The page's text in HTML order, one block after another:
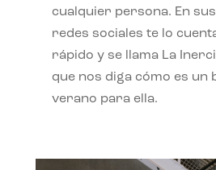
cualquier persona. En
redes sociales te lo
rápido y se llama La
que nos diga cómo es un
verano para ella.